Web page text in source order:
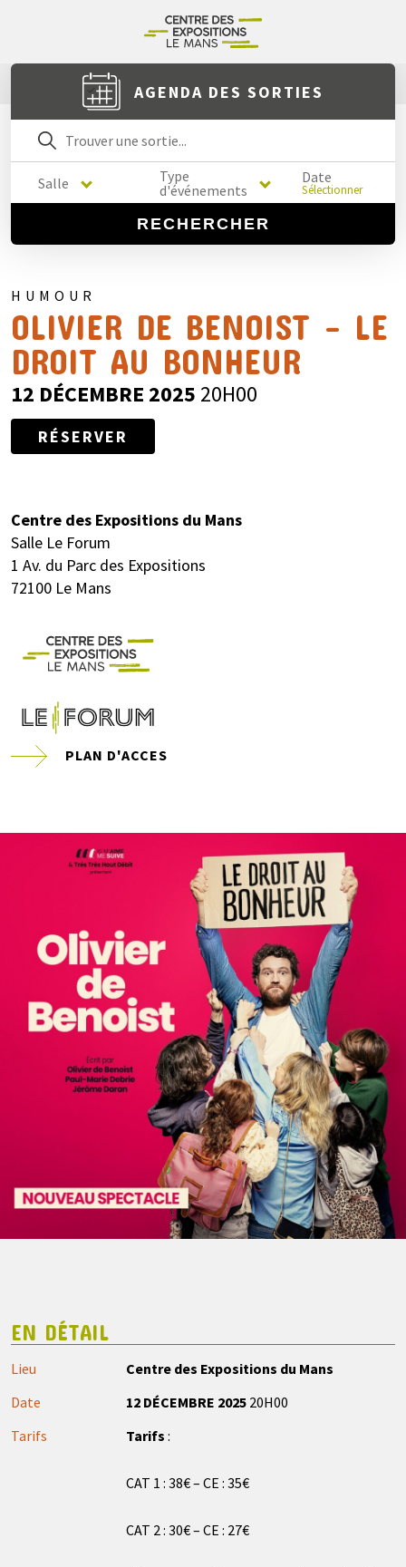
AGENDA DES SORTIES
Salle
Type
d'événements
Date
Sélectionner
RECHERCHER
HUMOUR
OLIVIER DE BENOIST – LE
DROIT AU BONHEUR
12 DÉCEMBRE 2025 20H00
RÉSERVER
Centre des Expositions du Mans
Salle Le Forum
1 Av. du Parc des Expositions
72100 Le Mans
PLAN D'ACCES
EN DÉTAIL
Lieu
Centre des Expositions du Mans
Date
12 DÉCEMBRE 2025 20H00
Tarifs
Tarifs :
CAT 1 : 38€ – CE : 35€
CAT 2 : 30€ – CE : 27€